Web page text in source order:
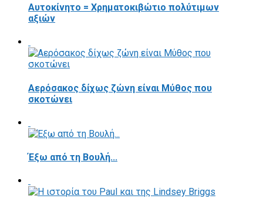
Αυτοκίνητο = Χρηματοκιβώτιο πολύτιμων
αξιών
Αερόσακος δίχως ζώνη είναι Μύθος που
σκοτώνει
Έξω από τη Βουλή...